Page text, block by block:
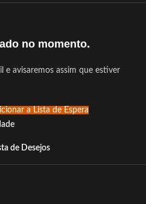
no momento.
e avisaremos assim que estiver
a Lista de Espera
de Desejos